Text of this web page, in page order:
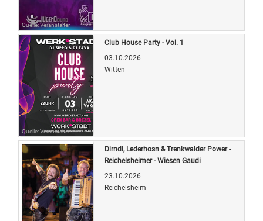
Quelle: Veranstalter
Quelle: Veranstalter
Club House Party - Vol. 1
03.10.2026
Witten
Dirndl, Lederhosn & Trenkwalder Power -
Reichelsheimer - Wiesen Gaudi
23.10.2026
Reichelsheim